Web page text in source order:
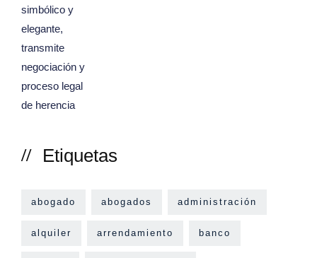
Etiquetas
abogado abogados administración
alquiler arrendamiento banco